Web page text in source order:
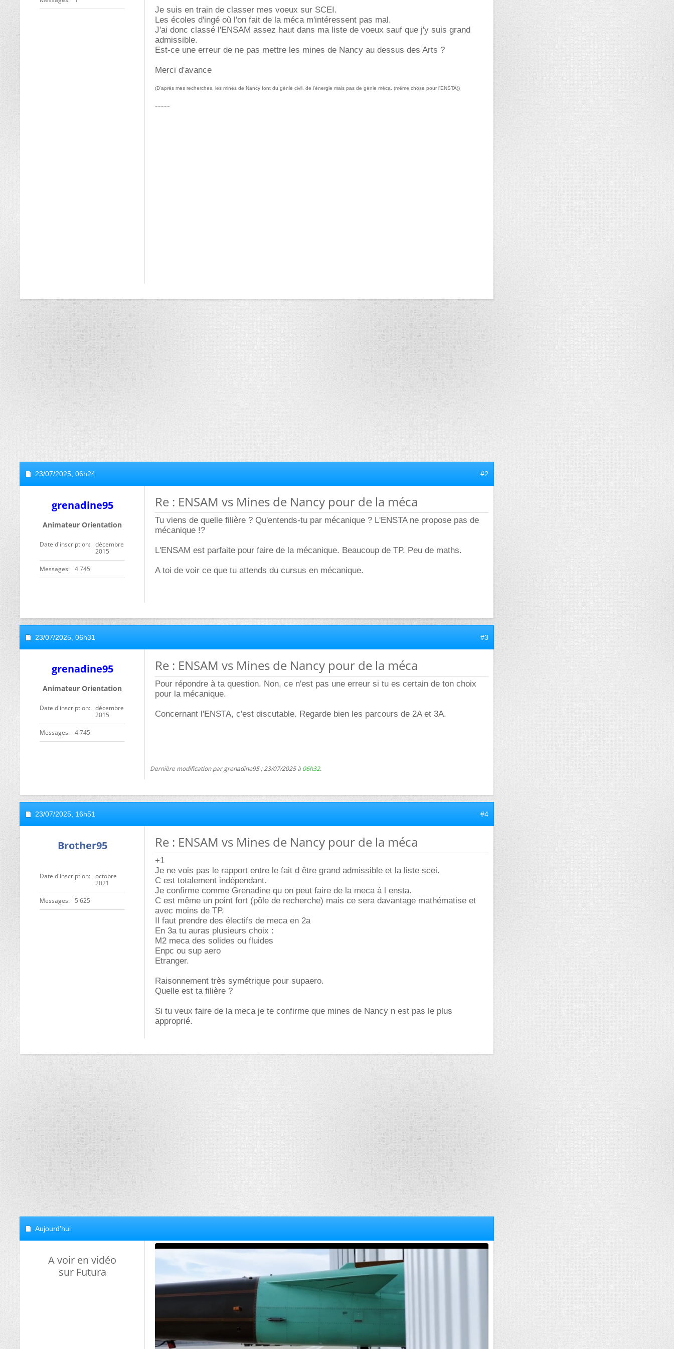
Je suis en train de classer mes voeux sur SCEI.
Les écoles d'ingé où l'on fait de la méca m'intéressent pas mal.
J'ai donc classé l'ENSAM assez haut dans ma liste de voeux sauf que j'y suis grand
admissible.
Est-ce une erreur de ne pas mettre les mines de Nancy au dessus des Arts ?
Merci d'avance
(D'après mes recherches, les mines de Nancy font du génie civil, de l'énergie mais pas de génie méca. (même chose pour l'ENSTA))
-----
23/07/2025, 06h24 #2
grenadine95
Animateur Orientation
Date d'inscription
décembre
2015
Messages 4 745
Re : ENSAM vs Mines de Nancy pour de la méca
Tu viens de quelle filière ? Qu'entends-tu par mécanique ? L'ENSTA ne propose pas de
mécanique !?
L'ENSAM est parfaite pour faire de la mécanique. Beaucoup de TP. Peu de maths.
A toi de voir ce que tu attends du cursus en mécanique.
23/07/2025, 06h31 #3
grenadine95
Animateur Orientation
Date d'inscription
décembre
2015
Messages 4 745
Re : ENSAM vs Mines de Nancy pour de la méca
Pour répondre à ta question. Non, ce n'est pas une erreur si tu es certain de ton choix
pour la mécanique.
Concernant l'ENSTA, c'est discutable. Regarde bien les parcours de 2A et 3A.
Dernière modification par grenadine95 ; 23/07/2025 à 06h32.
23/07/2025, 16h51 #4
Brother95
Date d'inscription
octobre
2021
Messages 5 625
Re : ENSAM vs Mines de Nancy pour de la méca
+1
Je ne vois pas le rapport entre le fait d être grand admissible et la liste scei.
C est totalement indépendant.
Je confirme comme Grenadine qu on peut faire de la meca à l ensta.
C est même un point fort (pôle de recherche) mais ce sera davantage mathématise et
avec moins de TP.
Il faut prendre des électifs de meca en 2a
En 3a tu auras plusieurs choix :
M2 meca des solides ou fluides
Enpc ou sup aero
Etranger.
Raisonnement très symétrique pour supaero.
Quelle est ta filière ?
Si tu veux faire de la meca je te confirme que mines de Nancy n est pas le plus
approprié.
Aujourd'hui
A voir en vidéo
sur Futura